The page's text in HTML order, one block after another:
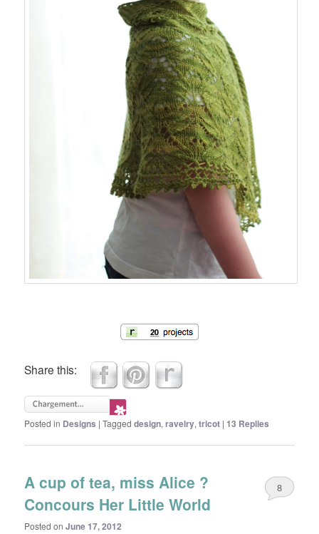
Share this:
Posted in Designs |Tagged design,ravelry,tricot | 13 Replies
A cup of tea, miss Alice ?
Concours Her Little World
Posted onJune 17, 2012
8